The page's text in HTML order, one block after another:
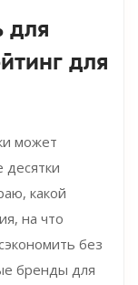
для
для
может
десятки
какой
на что
без
бренды для